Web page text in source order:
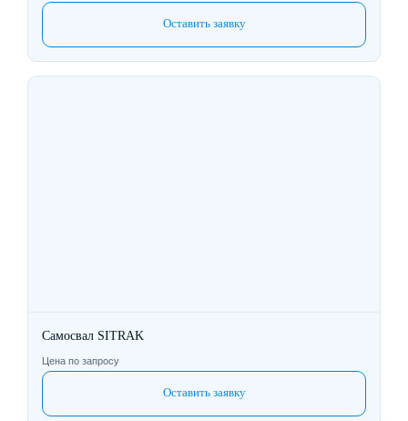
Оставить заявку
Самосвал SITRAK
Цена по запросу
Оставить заявку